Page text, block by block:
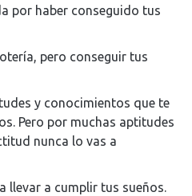
por haber conseguido tus
pero conseguir tus
y conocimientos que te
Pero por muchas aptitudes
nunca lo vas a
llevar a cumplir tus sueños.